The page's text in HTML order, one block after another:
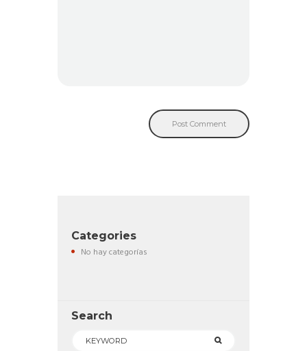
Categories
No hay categorías
Search